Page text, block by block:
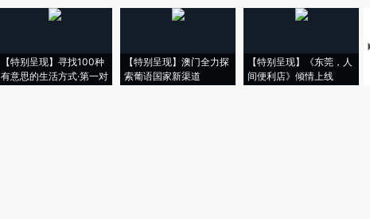
【特别呈现】寻找100种
有意思的生活方式·第一对
【特别呈现】澳门全力探
索葡语国家新渠道
【特别呈现】《东莞，人
间便利店》倾情上线